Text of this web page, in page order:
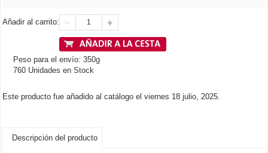
Añadir al carrito:
Peso para el envío: 350g
760 Unidades en Stock
Este producto fue añadido al catálogo el viernes 18 julio, 2025.
Descripción del producto